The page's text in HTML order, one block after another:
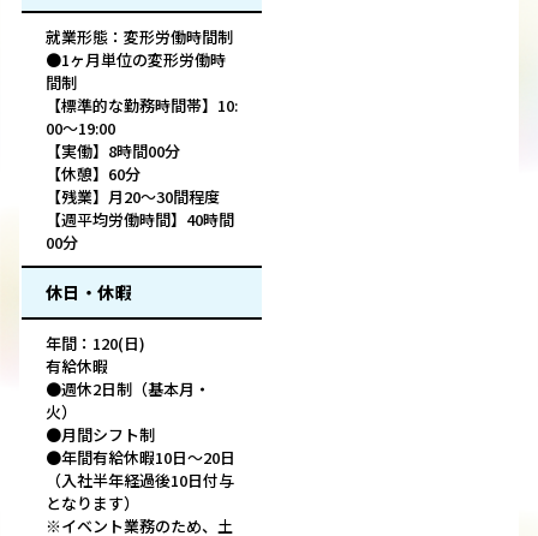
就業形態：変形労働時間制
●1ヶ月単位の変形労働時
間制
【標準的な勤務時間帯】10:
00～19:00
【実働】8時間00分
【休憩】60分
【残業】月20～30間程度
【週平均労働時間】40時間
00分
休日・休暇
年間：120(日)
有給休暇
●週休2日制（基本月・
火）
●月間シフト制
●年間有給休暇10日～20日
（入社半年経過後10日付与
となります）
※イベント業務のため、土